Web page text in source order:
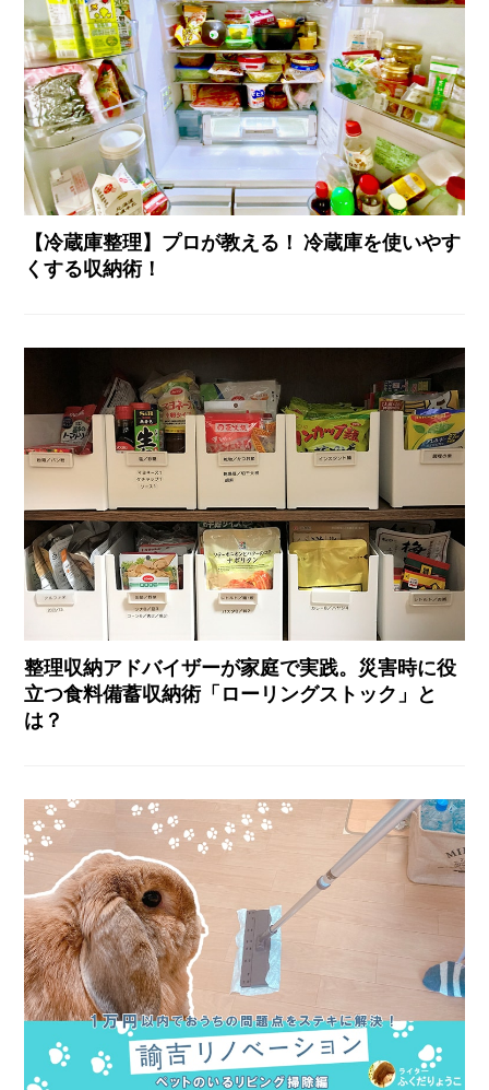
【冷蔵庫整理】プロが教える！ 冷蔵庫を使いやす
くする収納術！
整理収納アドバイザーが家庭で実践。災害時に役
立つ食料備蓄収納術「ローリングストック」と
は？